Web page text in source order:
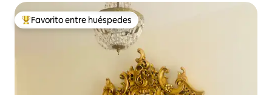
De los mejores en Favorito entre huéspedes
Favorito entre huéspedes